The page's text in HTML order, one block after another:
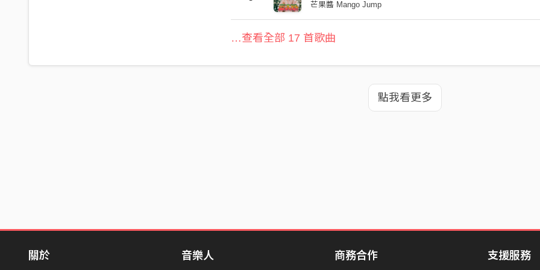
芒果醬 Mango Jump
…查看全部 17 首歌曲
點我看更多
關於 音樂人 商務合作 支援服務